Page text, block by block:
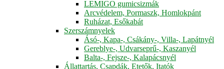
LEMIGO gumicsizmák
Arcvédelem, Pormaszk, Homlokpánt
Ruházat, Esőkabát
Szerszámnyelek
Ásó-, Kapa-, Csákány-, Villa-, Lapátnyél
Gereblye-, Udvarseprű-, Kaszanyél
Balta-, Fejsze-, Kalapácsnyél
Állattartás, Csapdák, Etetők, Itatók